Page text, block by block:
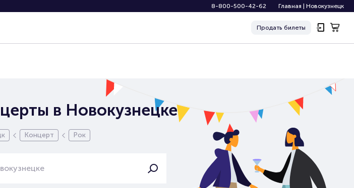
8-800-500-42-62 Главная Новокузнецк
Продать билеты
в Новокузнецке
Концерт Рок